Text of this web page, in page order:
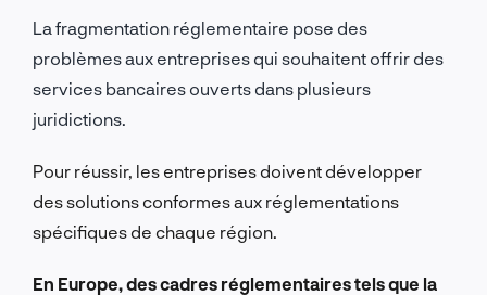
La fragmentation réglementaire pose des
problèmes aux entreprises qui souhaitent offrir des
services bancaires ouverts dans plusieurs
juridictions.
Pour réussir, les entreprises doivent développer
des solutions conformes aux réglementations
spécifiques de chaque région.
En Europe, des cadres réglementaires tels que la